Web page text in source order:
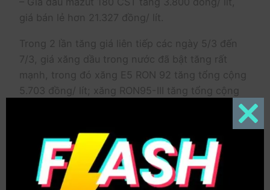
giá bán lẻ hơn 21.327 đồng/ lít.
Trong 2 lần tăng giá liên tiếp các ngày 5/3 đến
7/3, giá xăng dầu trong nước đã bật tăng rất
mạnh, trong đó xăng E5 RON 92 tăng tổng cộng
5.703 đồng/ lít; xăng RON95-III tăng tổng cộng
mazut 180CST 3.5S tăng tổng cộng 5.600 đồng/
Close